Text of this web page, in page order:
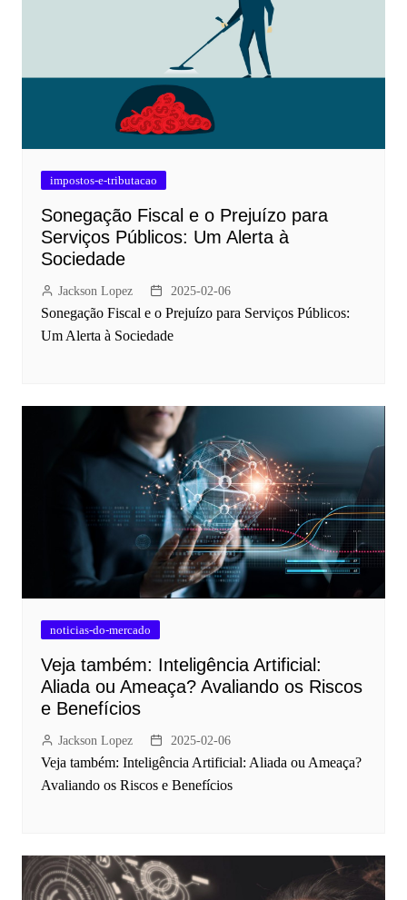
impostos-e-tributacao
Sonegação Fiscal e o Prejuízo para
Serviços Públicos: Um Alerta à
Sociedade
Jackson Lopez 2025-02-06
Sonegação Fiscal e o Prejuízo para Serviços Públicos:
Um Alerta à Sociedade
noticias-do-mercado
Veja também: Inteligência Artificial:
Aliada ou Ameaça? Avaliando os Riscos
e Benefícios
Jackson Lopez 2025-02-06
Veja também: Inteligência Artificial: Aliada ou Ameaça?
Avaliando os Riscos e Benefícios